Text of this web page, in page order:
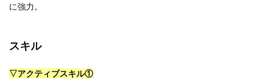
に強力。
スキル
▽アクティブスキル①